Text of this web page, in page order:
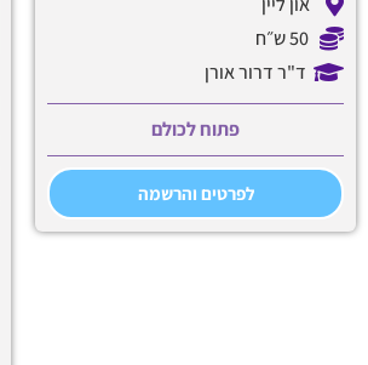
50 ש״ח
ד"ר דרור אורן
פתוח לכולם
לפרטים והרשמה